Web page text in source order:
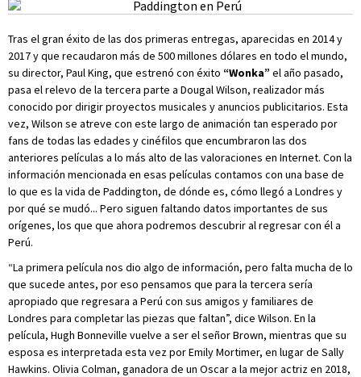
Tras el gran éxito de las dos primeras entregas, aparecidas en 2014 y
2017 y que recaudaron más de 500 millones dólares en todo el mundo,
su director, Paul King, que estrenó con éxito “Wonka” el año pasado,
pasa el relevo de la tercera parte a Dougal Wilson, realizador más
conocido por dirigir proyectos musicales y anuncios publicitarios. Esta
vez, Wilson se atreve con este largo de animación tan esperado por
fans de todas las edades y cinéfilos que encumbraron las dos
anteriores películas a lo más alto de las valoraciones en Internet. Con la
información mencionada en esas películas contamos con una base de
lo que es la vida de Paddington, de dónde es, cómo llegó a Londres y
por qué se mudó... Pero siguen faltando datos importantes de sus
orígenes, los que que ahora podremos descubrir al regresar con él a
Perú.
“La primera película nos dio algo de información, pero falta mucha de lo
que sucede antes, por eso pensamos que para la tercera sería
apropiado que regresara a Perú con sus amigos y familiares de
Londres para completar las piezas que faltan”, dice Wilson. En la
película, Hugh Bonneville vuelve a ser el señor Brown, mientras que su
esposa es interpretada esta vez por Emily Mortimer, en lugar de Sally
Hawkins. Olivia Colman, ganadora de un Oscar a la mejor actriz en 2018,